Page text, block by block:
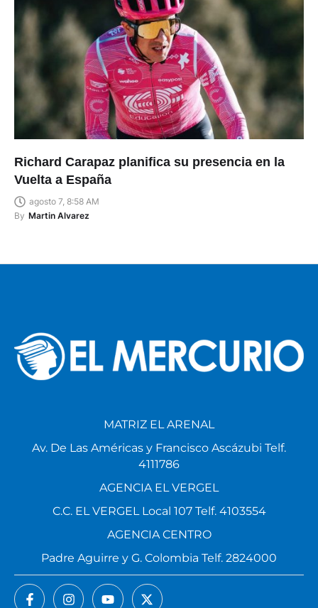
Richard Carapaz planifica su presencia en la
Vuelta a España
agosto 7, 8:58 AM
By Martin Alvarez
MATRIZ EL ARENAL
Av. De Las Américas y Francisco Ascázubi Telf.
4111786
AGENCIA EL VERGEL
C.C. EL VERGEL Local 107 Telf. 4103554
AGENCIA CENTRO
Padre Aguirre y G. Colombia Telf. 2824000